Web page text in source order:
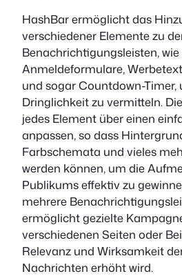
HashBar ermöglicht das
verschiedener Elemente zu
Benachrichtigungsleisten, wie
Anmeldeformulare,
und sogar Countdown-Timer,
Dringlichkeit zu vermitteln.
jedes Element über einen
anpassen, so dass
Farbschemata und vieles
werden können, um die
Publikums effektiv zu
mehrere
ermöglicht gezielte
verschiedenen Seiten oder
Relevanz und Wirksamkeit
Nachrichten erhöht wird.